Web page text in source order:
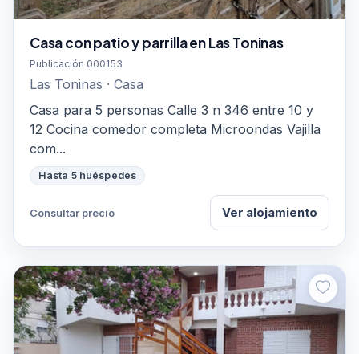
Casa con patio y parrilla en Las Toninas
Publicación 000153
Las Toninas · Casa
Casa para 5 personas Calle 3 n 346 entre 10 y
12 Cocina comedor completa Microondas Vajilla
com...
Hasta 5 huéspedes
Consultar precio Ver alojamiento